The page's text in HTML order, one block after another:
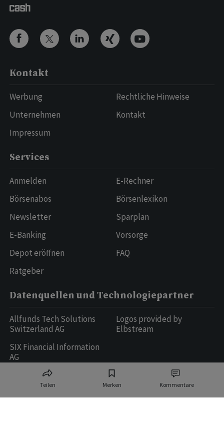
Teilen Merken Kommentare
Kontakt
Werbung
Unternehmen
Impressum
Rechtliche Hinweise
Kontakt
Services
Anmelden
Börsenabos
Newsletter
E-Banking
Depot eröffnen
Ratgeber
E-Rechner
Börsenlexikon
Sparplan
Vorsorge
FAQ
Datenquellen und Technologiepartner
Allfunds Tech Solutions
Switzerland AG
SIX Financial Information
AG
Logos provided by
Elbstream